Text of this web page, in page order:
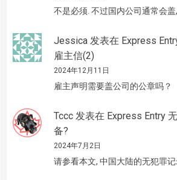
不是必须. 不过国内公司通常会盖,
Jessica 发表在 Express
雇主信(2)
2024年12月11日
雇主声明需要盖公司的公章吗？
Tccc 发表在 Express Entry
备?
2024年7月2日
请参看本文, 中国大陆的无犯罪记